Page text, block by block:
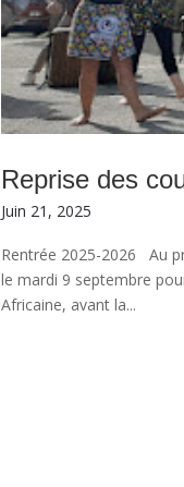
Reprise des
Juin 21, 2025
Rentrée 2025-2026 Au
le mardi 9 septembre
Africaine, avant la...